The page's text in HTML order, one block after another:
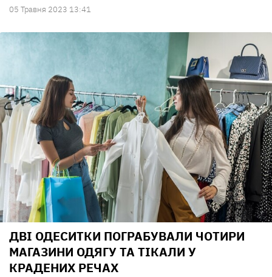
05 Травня 2023 13:41
ДВІ ОДЕСИТКИ ПОГРАБУВАЛИ ЧОТИРИ
МАГАЗИНИ ОДЯГУ ТА ТІКАЛИ У
КРАДЕНИХ РЕЧАХ